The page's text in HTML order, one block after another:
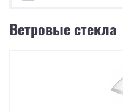
Ветровые стекла